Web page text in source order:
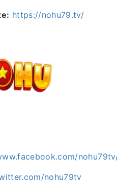
https://nohu79.tv/
.com/nohu79tv